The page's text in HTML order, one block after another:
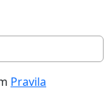
Pravila